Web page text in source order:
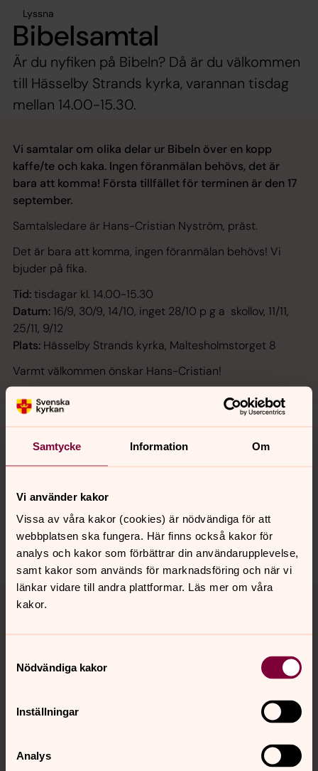
Samtycke Information Om
Vi använder kakor
Vissa av våra kakor (cookies) är nödvändiga för att
webbplatsen ska fungera. Här finns också kakor för
analys och kakor som förbättrar din användarupplevelse,
samt kakor som används för marknadsföring och när vi
länkar vidare till andra plattformar. Läs mer om våra
kakor.
Nödvändiga kakor
Inställningar
Analys
Lyssna
Bibelsamtal
Är du nyfiken på Bibeln? Då är du välkommen
till Hässelby Strands kyrka, varannan tisdag
mellan 14.00-15.30.
Vi samtalar om olika delar ur Bibeln över en kopp
kaffe/te och kaka. Ingen föranmälan behövs, det är
bara att komma! Första tillfället för terminen är den 17
september.
Samtalsledare är Hans-Cristian Nyström, präst.
Det är bara att komma, ingen föranmälan behövs! Vi
bjuder på fika.
Tid:tisdagar kl. 14.00-15.30
Datum: 16/9, 30/9, 14/10, inget 28/10 p g a skollov, 11/11,
25/11, 9/12
Plats: Hässelby Strands kyrka, Maltesholmstorget 8
Varmt välkommen önskar Hans-Cristian!
Senast ändrad 12 augusti 2025
innehåll?
hasselby.forsamling@svenskakyrkan.se
Dela
Tillbaka till toppen
Tillbaka till innehållet
Kontakt
Kalender